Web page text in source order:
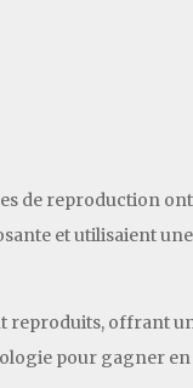
de reproduction
et utilisaient
reproduits, offrant
pour gagner